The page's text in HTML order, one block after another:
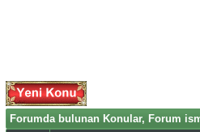
Forumda bulunan Konular, Forum